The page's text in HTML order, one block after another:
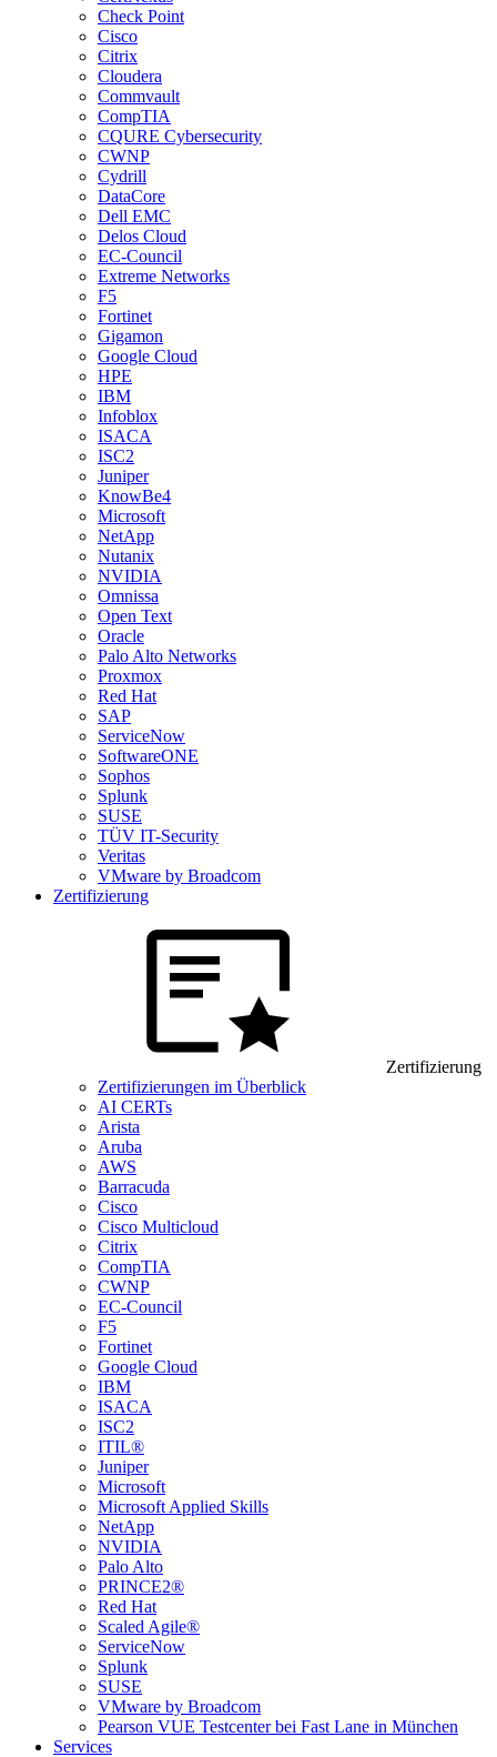
Check Point
Cisco
Citrix
Cloudera
Commvault
CompTIA
CQURE Cybersecurity
CWNP
Cydrill
DataCore
Dell EMC
Delos Cloud
EC-Council
Extreme Networks
F5
Fortinet
Gigamon
Google Cloud
HPE
IBM
Infoblox
ISACA
ISC2
Juniper
KnowBe4
Microsoft
NetApp
Nutanix
NVIDIA
Omnissa
Open Text
Oracle
Palo Alto Networks
Proxmox
Red Hat
SAP
ServiceNow
SoftwareONE
Sophos
Splunk
SUSE
TÜV IT-Security
Veritas
VMware by Broadcom
Zertifizierung
Zertifizierung
Zertifizierungen im Überblick
AI CERTs
Arista
Aruba
AWS
Barracuda
Cisco
Cisco Multicloud
Citrix
CompTIA
CWNP
EC-Council
F5
Fortinet
Google Cloud
IBM
ISACA
ISC2
ITIL®
Juniper
Microsoft
Microsoft Applied Skills
NetApp
NVIDIA
Palo Alto
PRINCE2®
Red Hat
Scaled Agile®
ServiceNow
Splunk
SUSE
VMware by Broadcom
Pearson VUE Testcenter bei Fast Lane in München
Services